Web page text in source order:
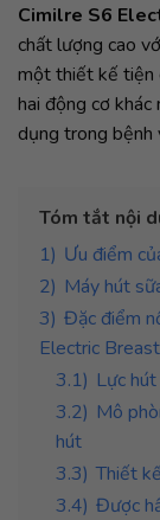
Cimilre S6
chất lượng cao
một thiết kế tiện
hai động cơ khác
dụng trong bệnh
Tóm tắt nội
1) Ưu điểm
2) Máy hút
3) Đặc điểm
Electric
3.1) Lực
3.2) Mô
hút
3.3) Thiết
3.4) Được